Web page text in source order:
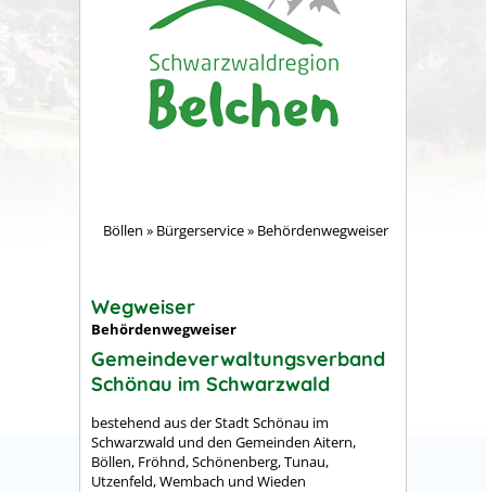
Böllen » Bürgerservice» Behördenwegweiser
Wegweiser
Behördenwegweiser
Gemeindeverwaltungsverband
Schönau im Schwarzwald
bestehend aus der Stadt Schönau im
Schwarzwald und den Gemeinden Aitern,
Böllen, Fröhnd, Schönenberg, Tunau,
Utzenfeld, Wembach und Wieden